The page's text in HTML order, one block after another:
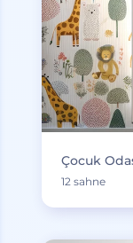
Çocuk
12 sahne